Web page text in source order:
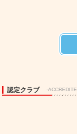
認定クラブ -